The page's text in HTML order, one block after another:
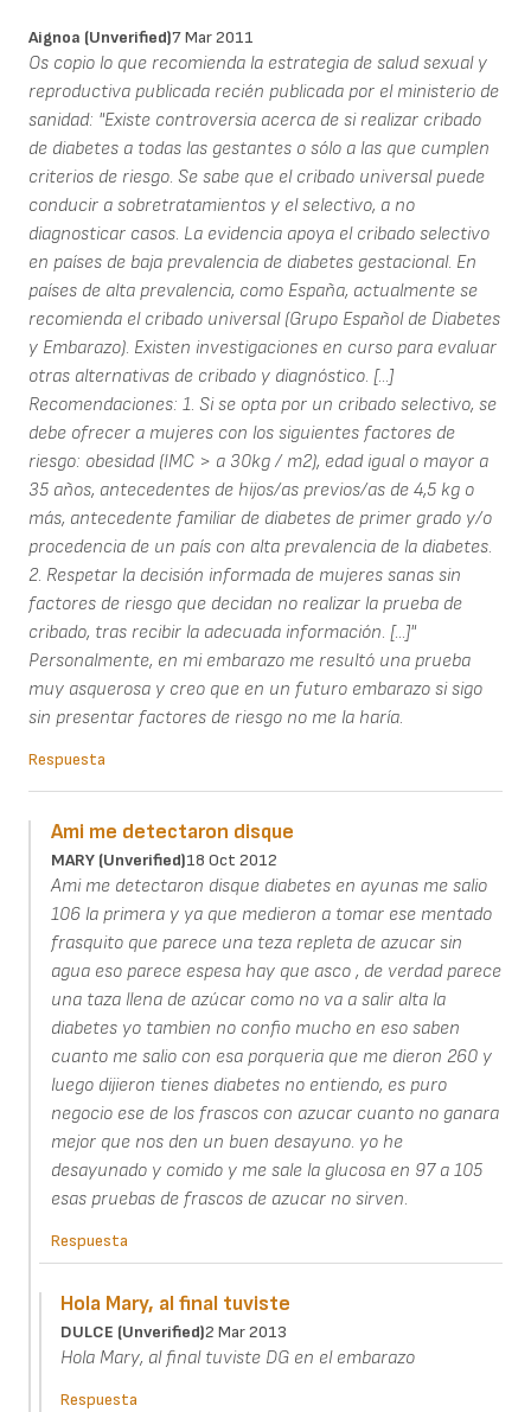
Aignoa (unverified)7 Mar 2011
Os copio lo que recomienda la estrategia de salud sexual y
reproductiva publicada recién publicada por el ministerio de
sanidad: "Existe controversia acerca de si realizar cribado
de diabetes a todas las gestantes o sólo a las que cumplen
criterios de riesgo. Se sabe que el cribado universal puede
conducir a sobretratamientos y el selectivo, a no
diagnosticar casos. La evidencia apoya el cribado selectivo
en países de baja prevalencia de diabetes gestacional. En
países de alta prevalencia, como España, actualmente se
recomienda el cribado universal (Grupo Español de Diabetes
y Embarazo). Existen investigaciones en curso para evaluar
otras alternativas de cribado y diagnóstico. [...]
Recomendaciones: 1. Si se opta por un cribado selectivo, se
debe ofrecer a mujeres con los siguientes factores de
riesgo: obesidad (IMC > a 30kg / m2), edad igual o mayor a
35 años, antecedentes de hijos/as previos/as de 4,5 kg o
más, antecedente familiar de diabetes de primer grado y/o
procedencia de un país con alta prevalencia de la diabetes.
2. Respetar la decisión informada de mujeres sanas sin
factores de riesgo que decidan no realizar la prueba de
cribado, tras recibir la adecuada información. [...]"
Personalmente, en mi embarazo me resultó una prueba
muy asquerosa y creo que en un futuro embarazo si sigo
sin presentar factores de riesgo no me la haría.
Respuesta
Ami me detectaron disque
MARY (unverified)18 Oct 2012
Ami me detectaron disque diabetes en ayunas me salio
106 la primera y ya que medieron a tomar ese mentado
frasquito que parece una teza repleta de azucar sin
agua eso parece espesa hay que asco , de verdad parece
una taza llena de azúcar como no va a salir alta la
diabetes yo tambien no confio mucho en eso saben
cuanto me salio con esa porqueria que me dieron 260 y
luego dijieron tienes diabetes no entiendo, es puro
negocio ese de los frascos con azucar cuanto no ganara
mejor que nos den un buen desayuno. yo he
desayunado y comido y me sale la glucosa en 97 a 105
esas pruebas de frascos de azucar no sirven.
Respuesta
Hola Mary, al final tuviste
DULCE (unverified)2 Mar 2013
Hola Mary, al final tuviste DG en el embarazo
Respuesta